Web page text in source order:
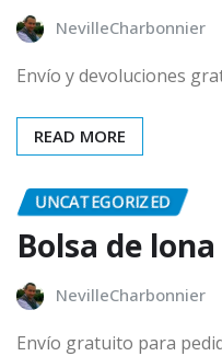
NevilleCharbonnier
Envío y devoluciones
READ MORE
UNCATEGORIZED
Bolsa de
NevilleCharbonnier
Envío gratuito para